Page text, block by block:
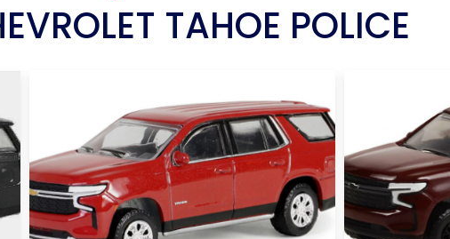
TAHOE POLICE